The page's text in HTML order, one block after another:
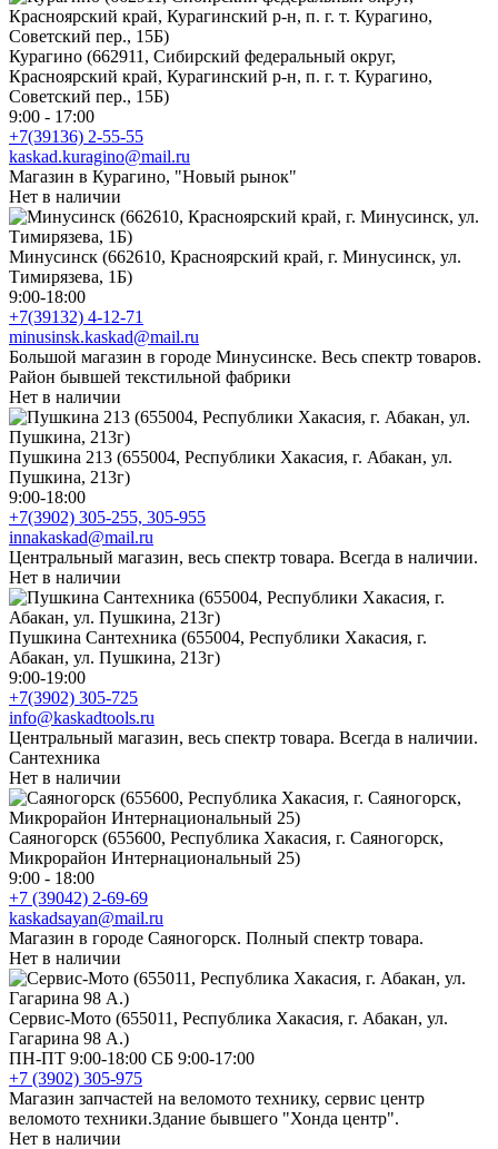
Курагино (662911, Сибирский федеральный округ,
Красноярский край, Курагинский р-н, п. г. т. Курагино,
Советский пер., 15Б)
9:00 - 17:00
+7(39136) 2-55-55
kaskad.kuragino@mail.ru
Магазин в Курагино, "Новый рынок"
Нет в наличии
Минусинск (662610, Красноярский край, г. Минусинск, ул.
Тимирязева, 1Б)
9:00-18:00
+7(39132) 4-12-71
minusinsk.kaskad@mail.ru
Большой магазин в городе Минусинске. Весь спектр товаров.
Район бывшей текстильной фабрики
Нет в наличии
Пушкина 213 (655004, Республики Хакасия, г. Абакан, ул.
Пушкина, 213г)
9:00-18:00
+7(3902) 305-255, 305-955
innakaskad@mail.ru
Центральный магазин, весь спектр товара. Всегда в наличии.
Нет в наличии
Пушкина Сантехника (655004, Республики Хакасия, г.
Абакан, ул. Пушкина, 213г)
9:00-19:00
+7(3902) 305-725
info@kaskadtools.ru
Центральный магазин, весь спектр товара. Всегда в наличии.
Сантехника
Нет в наличии
Саяногорск (655600, Республика Хакасия, г. Саяногорск,
Микрорайон Интернациональный 25)
9:00 - 18:00
+7 (39042) 2-69-69
kaskadsayan@mail.ru
Магазин в городе Саяногорск. Полный спектр товара.
Нет в наличии
Сервис-Мото (655011, Республика Хакасия, г. Абакан, ул.
Гагарина 98 А.)
ПН-ПТ 9:00-18:00 СБ 9:00-17:00
+7 (3902) 305-975
Магазин запчастей на веломото технику, сервис центр
веломото техники.Здание бывшего "Хонда центр".
Нет в наличии